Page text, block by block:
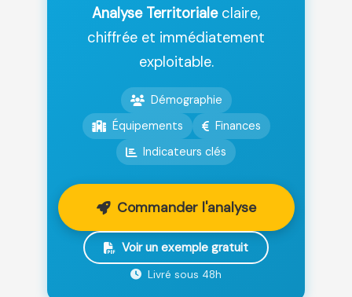
Analyse Territorialeclaire,
chiffrée et immédiatement
exploitable.
Démographie
Équipements
Finances
Indicateurs clés
Commander l'analyse
Voir un exemple gratuit
Livré sous 48h